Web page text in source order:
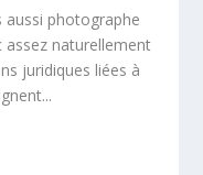
aussi photographe
assez naturellement
juridiques liées à